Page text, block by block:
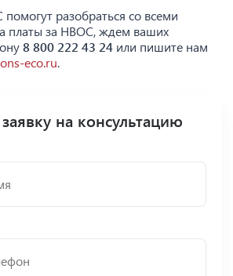
разобраться со всеми
платы за НВОС, ждем ваших
8 800 222 43 24 или пишите нам
eco.ru.
на консультацию